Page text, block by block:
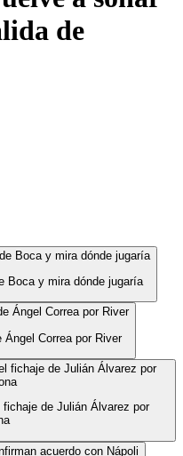
de
Boca y mira dónde jugaría
Correa por River
de Julián Álvarez por